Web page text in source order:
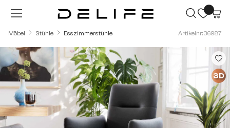
Zum Hauptinhalt springen
Möbel Stühle Esszimmerstühle Artikelnr.: 36987
Bildergalerie überspringen
3D